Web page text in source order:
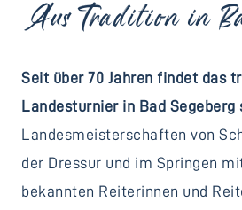
Aus Tradition in
Seit über 70 Jahren findet das
Landesturnier in Bad Segeberg
Landesmeisterschaften von
der Dressur und im Springen
bekannten Reiterinnen und